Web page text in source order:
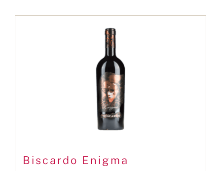
Biscardo Enigma